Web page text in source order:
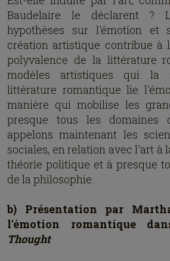
Baudelaire le déclarent ?
hypothèses sur l'émotion et
création artistique contribue à
polyvalence de la littérature
modèles artistiques qui la
littérature romantique lie
manière qui mobilise les
presque tous les domaines
appelons maintenant les
sociales, en relation avec l'art à
théorie politique et à presque
de la philosophie.
b) Présentation par
l'émotion romantique
Thought